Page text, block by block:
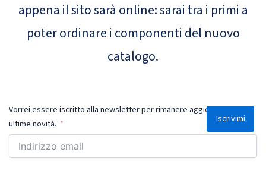
appena il sito sarà online: sarai tra i primi a
poter ordinare i componenti del nuovo
catalogo.
Vorrei essere iscritto alla newsletter per rimanere aggiornato sulle
ultime novità.
Iscrivimi